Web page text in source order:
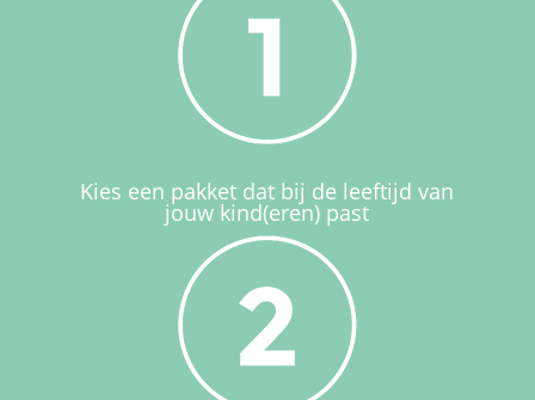
Kies een pakket dat bij de leeftijd van
jouw kind(eren) past